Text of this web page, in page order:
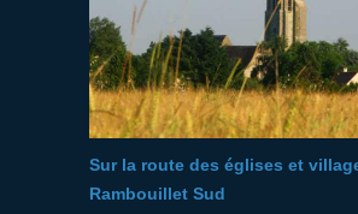
Sur la route des églises et
Rambouillet Sud